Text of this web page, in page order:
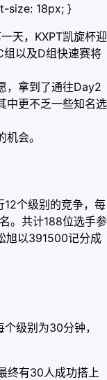
size: 18px; }
天，KXPT凯旋杯迎
以及D组快速赛将
，拿到了通往Day2
中更不乏一些知名选
会。
12个级别的竞争，每
。共计188位选手参
旭以391500记分成
级别为30分钟，
终有30人成功搭上